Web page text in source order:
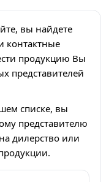
вы найдете
продукцию Вы
представителей
списке, вы
представителю
дилерство или